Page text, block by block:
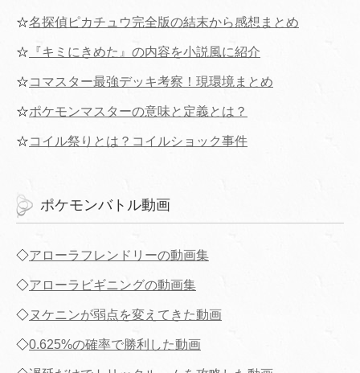
☆名探偵ピカチュウ完全版の結末から感想まとめ
☆ 『キミにきめた』の内容を小説風に紹介
☆コマスター最強デッキ考察！現環境まとめ
☆ポケモンマスターの意味と定義とは？
☆コイル祭りとは？コイルショック事件
ポケモンバトル動画
◇アローラフレンドリーの動画集
◇アローラビギニングの動画集
◇ヌケニンが弱点を変えてきた動画
◇0.625%の確率で勝利した動画